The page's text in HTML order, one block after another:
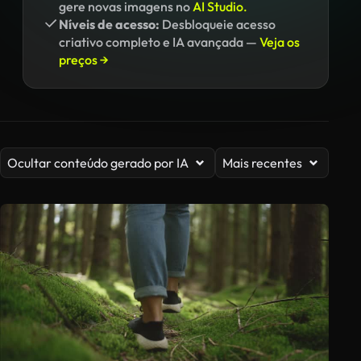
gere novas imagens noAI Studio.
Níveis de acesso: Desbloqueie acesso
criativo completo e IA avançada — Veja os
preços →
Ocultar conteúdo gerado por IA Mais recentes